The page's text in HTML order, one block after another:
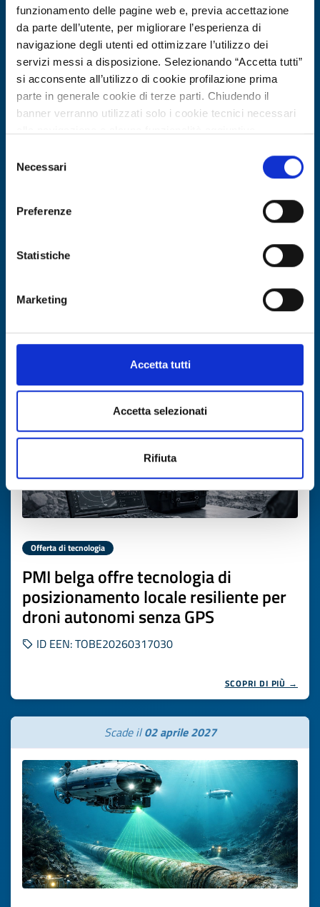
funzionamento delle pagine web e, previa accettazione
da parte dell’utente, per migliorare l’esperienza di
navigazione degli utenti ed ottimizzare l’utilizzo dei
servizi messi a disposizione. Selezionando “Accetta tutti”
si acconsente all’utilizzo di cookie profilazione prima
parte in generale cookie di terze parti. Chiudendo il
banner verranno utilizzati solo i cookie tecnici necessari
Per conoscere i dettagli, consulta la nostra cookie policy.
https://www.openinnovation.regione.lombardia.it/it/co
https://www.openinnovation.regione.lombardia.it/it/pr
delNecessari
Preferenze
Statistiche
Marketing
Accetta tutti
Accetta selezionati
Rifiuta
Laboratorio 5G austriaco offre
accesso per sviluppo e validazione di
applicazioni 5G
SCOPRI DI PIÙ →
Scade il02 aprile 2027
Offerta di tecnologia
PMI belga offre tecnologia di
posizionamento locale resiliente per
droni autonomi senza GPS
ID EEN: TOBE20260317030
SCOPRI DI PIÙ →
Scade il02 aprile 2027